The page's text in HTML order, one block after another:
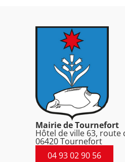
Mairie de Tournefort
Hôtel de ville 63, route
06420 Tournefort
04 93 02 90 56